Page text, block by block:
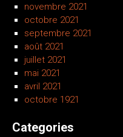
novembre 2021
octobre 2021
septembre 2021
août 2021
juillet 2021
mai 2021
avril 2021
octobre 1921
Categories